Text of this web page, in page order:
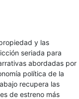
y las
seriada para
abordadas por
política de la
recupera las
de estreno más